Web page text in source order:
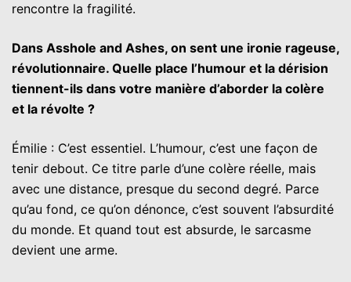
rencontre la fragilité.
Dans Asshole and Ashes, on sent une ironie rageuse,
révolutionnaire. Quelle place l’humour et la dérision
tiennent-ils dans votre manière d’aborder la colère
et la révolte ?
Émilie : C’est essentiel. L’humour, c’est une façon de
tenir debout. Ce titre parle d’une colère réelle, mais
avec une distance, presque du second degré. Parce
qu’au fond, ce qu’on dénonce, c’est souvent l’absurdité
du monde. Et quand tout est absurde, le sarcasme
devient une arme.